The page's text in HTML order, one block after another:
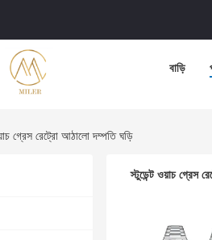
বাড়ি
গ্রেস রেট্রো আঠালো দম্পতি ঘড়ি
স্টুডেন্ট ওয়াচ গ্রেস